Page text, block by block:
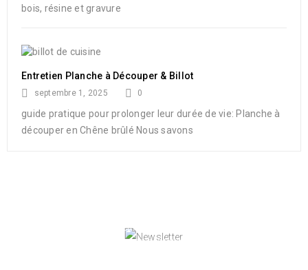
bois, résine et gravure
Entretien Planche à Découper & Billot
septembre 1, 2025 0
guide pratique pour prolonger leur durée de vie: Planche à
découper en Chêne brûlé Nous savons
Enjoy our newsletter to stay updated with the
latest news and special sales. Let's your email